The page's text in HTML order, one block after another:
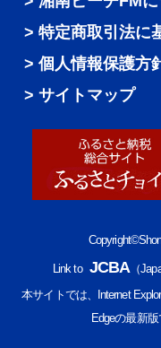
特定商取引法に
個人情報保護方
サイトマップ
Link to JCBA（
本サイトでは、Internet
Edgeの最新